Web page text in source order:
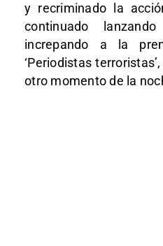
y recriminado la
continuado
increpando a la
‘Periodistas
otro momento de la